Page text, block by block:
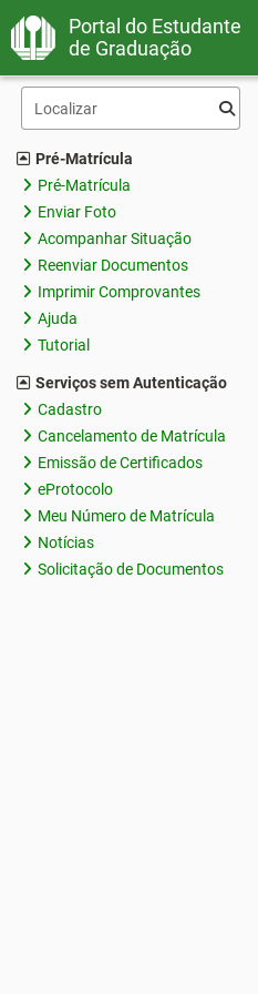
Portal do Estudante
de Graduação
Pré-Matrícula
Pré-Matrícula
Enviar Foto
Acompanhar Situação
Reenviar Documentos
Imprimir Comprovantes
Ajuda
Tutorial
Serviços sem Autenticação
Cadastro
Cancelamento de Matrícula
Emissão de Certificados
eProtocolo
Meu Número de Matrícula
Notícias
Solicitação de Documentos